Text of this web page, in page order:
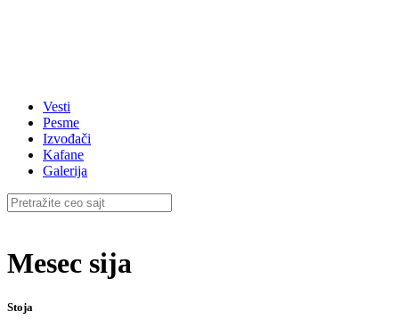
Vesti
Pesme
Izvođači
Kafane
Galerija
Mesec sija
Stoja